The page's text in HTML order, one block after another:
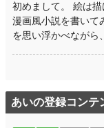
初めまして。 絵は
漫画風小説を書いて
を思い浮かべながら
あいの登録コンテ